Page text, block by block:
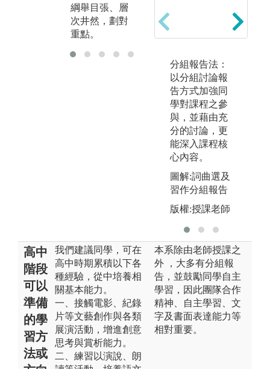
綱舉目張、層
次井然，劃對
重點。
向整合，學用
皆宜。
分組報告法：
以分組討論報
告方式加強同
學對課程之參
與，並藉由充
分的討論，更
能深入課程核
心內容。
圖解:詞曲選及
習作分組報告
版權:授課老師
高中
階段
可以
準備
的學
習方
法或
我們建議同學，可在
高中時期累積以下各
種經驗，從中培養相
關基本能力。
一、接觸電影、紀錄
片等文藝創作與各類
展演活動，增進創意
思考與賞析能力。
二、練習以演說、朗
本系除由老師授課之
外 ，大多有分組報
告，並鼓勵同學自主
學習，因此團隊合作
精神、自主學習、文
字及書面表達能力等
相對重要。